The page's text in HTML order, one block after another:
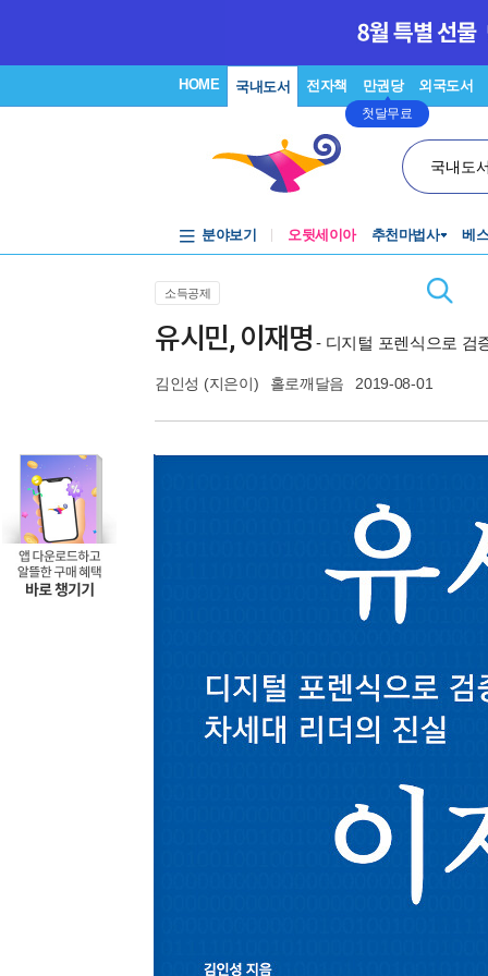
HOME 국내도서 전자책 만권당
첫달무료
외국도서
국내도
분야보기 오뒷세이아 추천마법사 베
소득공제
유시민, 이재명 - 디지털 포렌식으로 검
김인성 (지은이) 홀로깨달음 2019-08-01